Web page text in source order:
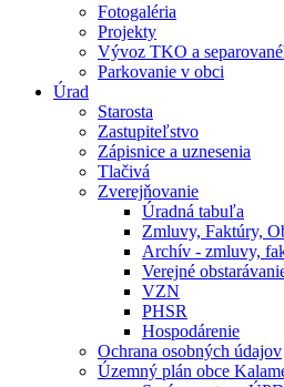
Fotogaléria
Projekty
Vývoz TKO a
Parkovanie v obci
Úrad
Starosta
Zastupiteľstvo
Zápisnice a uznesenia
Tlačivá
Zverejňovanie
Úradná tabuľa
Zmluvy, Faktúry,
Archív - zmluvy,
Verejné
VZN
PHSR
Hospodárenie
Ochrana osobných údajov
Územný plán obce